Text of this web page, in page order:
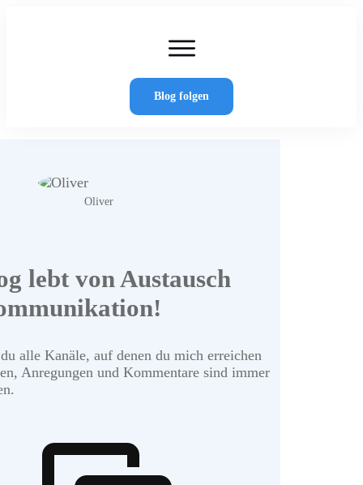
Artikel Wer schreibt hier?
Blog folgen
Oliver
lebt von Austausch
alle Kanäle, auf denen du mich erreichen
Anregungen und Kommentare sind immer